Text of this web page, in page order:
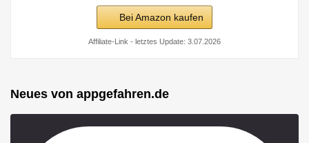
Bei Amazon kaufen
Affiliate-Link - letztes Update: 3.07.2026
Neues von appgefahren.de